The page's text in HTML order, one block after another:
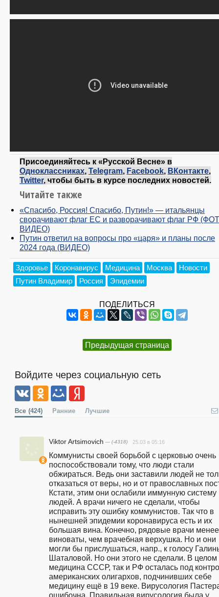
Присоединяйтесь к «Русской Весне» в
Одноклассниках, Telegram, Facebook, ВКонтакте,
Twitter, чтобы быть в курсе последних новостей.
Читайте также
«Спасибо, Россия! Спасибо, Путин!» — итальянцы
сворачивают флаг ЕС и разворачивают флаг РФ
ВИДЕО)
Путин ответил на вопросы про «царя» и планы после
2024 года (ВИДЕО)
Здоровье Коронавирус Медицина Москва
Новости
Путин Владимир
Россия Эпидемии
ПОДЕЛИТЬСЯ
Предыдущая страница
Войдите через социальную сеть
Все (424) Ранние Лучшие
Viktor Artsimovich — (-4318) 25.03 в 05:16
Коммунисты своей борьбой с церковью очень
поспособствовали тому, что люди стали
обжираться. Ведь они заставили людей не
отказаться от веры, но и от православных
Кстати, этим они ослабили иммунную систему
людей. А врачи ничего не сделали, чтобы
исправить эту ошибку коммунистов. Так что в
нынешней эпидемии коронавируса есть и их
большая вина. Конечно, рядовые врачи менее
виноваты, чем врачебная верхушка. Но и они
могли бы прислушаться, напр., к голосу
Шаталовой. Но они этого не сделали. В целом
медицина СССР, так и РФ осталась под
американских олигархов, подчинивших себе
медицину ещё в 19 веке. Вирусология
ошибочна. Правильная вирусология была у